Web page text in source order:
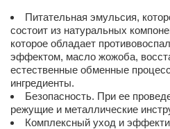
Питательная эмульсия,
состоит из натуральных
которое обладает
эффектом, масло жожоба,
естественные обменные
ингредиенты.
Безопасность. При ее
режущие и металлические
Комплексный уход и